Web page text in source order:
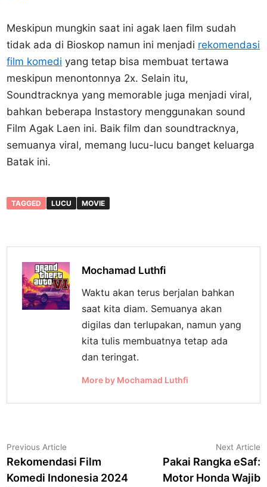
Meskipun mungkin saat ini agak laen film sudah
tidak ada di Bioskop namun ini menjadi rekomendasi
film komedi yang tetap bisa membuat tertawa
meskipun menontonnya 2x. Selain itu,
Soundtracknya yang memorable juga menjadi viral,
bahkan beberapa Instastory menggunakan sound
Film Agak Laen ini. Baik film dan soundtracknya,
semuanya viral, memang lucu-lucu banget keluarga
Batak ini.
TAGGED LUCU MOVIE
Mochamad Luthfi
Waktu akan terus berjalan bahkan
saat kita diam. Semuanya akan
digilas dan terlupakan, namun yang
kita tulis membuatnya tetap ada
dan teringat.
More by Mochamad Luthfi
Navigasi
pos
Previous Article
article:
Rekomendasi Film
Komedi Indonesia 2024
Next Article
Pakai Rangka eSaf:
Motor Honda Wajib